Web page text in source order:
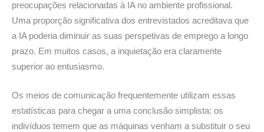
preocupações relacionadas à IA no ambiente profissional.
Uma proporção significativa dos entrevistados acreditava que
a IA poderia diminuir as suas perspetivas de emprego a longo
prazo. Em muitos casos, a inquietação era claramente
superior ao entusiasmo.
Os meios de comunicação frequentemente utilizam essas
estatísticas para chegar a uma conclusão simplista: os
indivíduos temem que as máquinas venham a substituir o seu